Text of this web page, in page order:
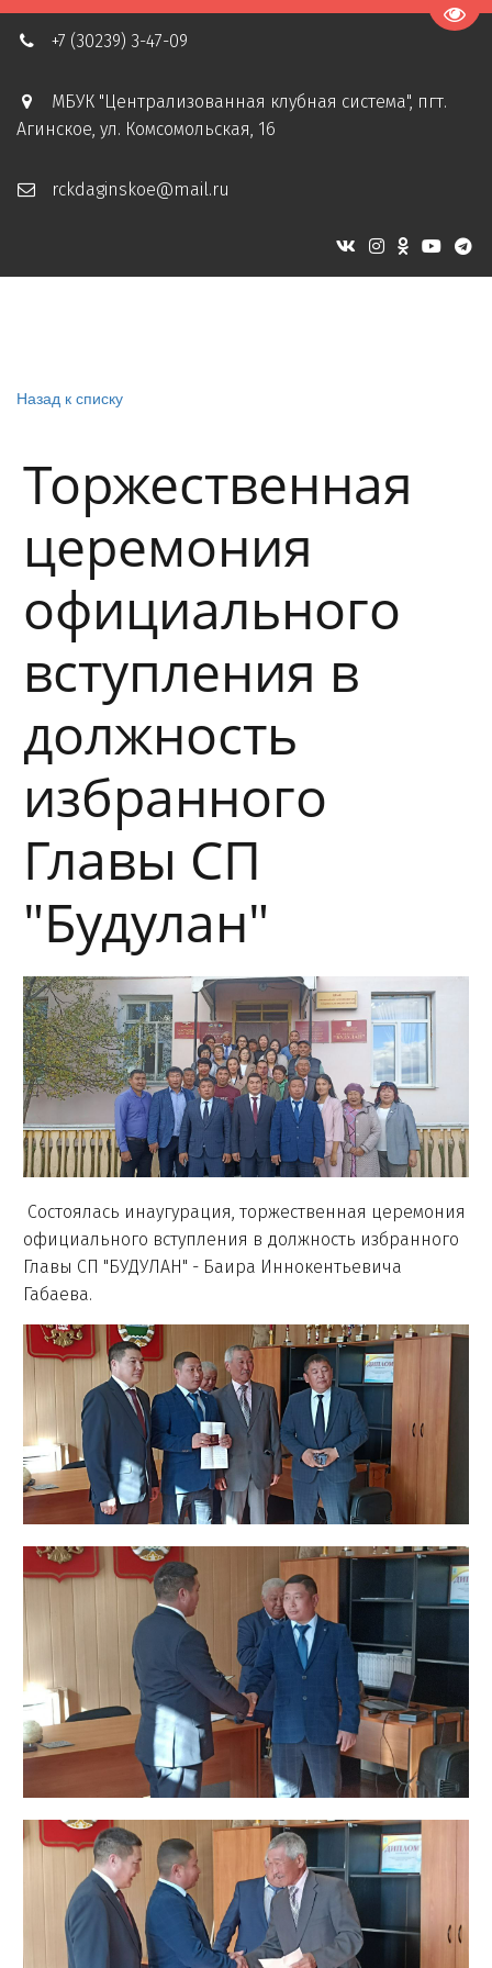
+7 (30239) 3-47-09
МБУК "Централизованная клубная система", пгт.
Агинское, ул. Комсомольская, 16
rckdaginskoe@mail.ru
Назад к списку
Торжественная
церемония
официального
вступления в
должность
избранного
Главы СП
"Будулан"
Состоялась инаугурация, торжественная церемония
официального вступления в должность избранного
Главы СП "БУДУЛАН" - Баира Иннокентьевича
Габаева.